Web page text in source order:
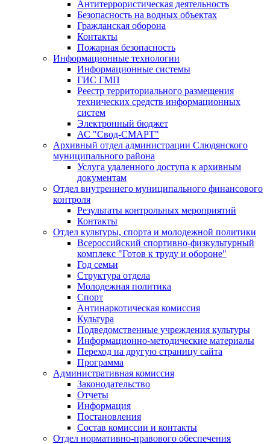
Антитеррористическая деятельность
Безопасность на водных объектах
Гражданская оборона
Контакты
Пожарная безопасность
Информационные технологии
Информационные системы
ГИС ГМП
Реестр территориального размещения
технических средств информационных
систем
Электронный бюджет
АС "Свод-СМАРТ"
Архивный отдел администрации Слюдянского
муниципального района
Услуга удаленного доступа к архивным
документам
Отдел внутреннего муниципального финансового
контроля
Результаты контрольных мероприятий
Контакты
Отдел культуры, спорта и молодежной политики
Всероссийский спортивно-физкультурный
комплекс "Готов к труду и обороне"
Год семьи
Структура отдела
Молодежная политика
Спорт
Антинаркотическая комиссия
Культура
Подведомственные учреждения культуры
Информационно-методические материалы
Переход на другую страницу сайта
Программа
Административная комиссия
Законодательство
Отчеты
Информация
Постановления
Состав комиссии и контакты
Отдел нормативно-правового обеспечения